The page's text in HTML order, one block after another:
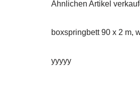
Ähnlichen Artikel
boxspringbett 90 x 2 m,
yyyyy